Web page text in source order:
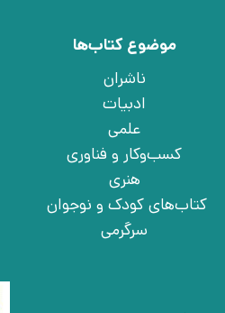
موضوع کتاب‌ها
ناشران
ادبیات
علمی
کسب‌وکار و فناوری
هنری
کتاب‌های کودک و نوجوان
سرگرمی